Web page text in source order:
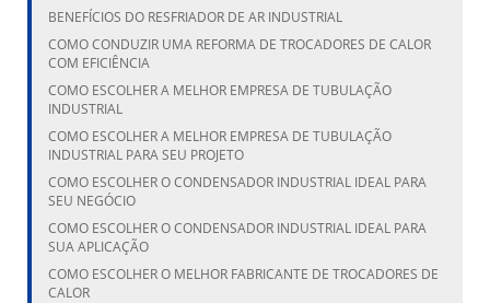
BENEFÍCIOS DO RESFRIADOR DE AR INDUSTRIAL
COMO CONDUZIR UMA REFORMA DE TROCADORES DE CALOR
COM EFICIÊNCIA
COMO ESCOLHER A MELHOR EMPRESA DE TUBULAÇÃO
INDUSTRIAL
COMO ESCOLHER A MELHOR EMPRESA DE TUBULAÇÃO
INDUSTRIAL PARA SEU PROJETO
COMO ESCOLHER O CONDENSADOR INDUSTRIAL IDEAL PARA
SEU NEGÓCIO
COMO ESCOLHER O CONDENSADOR INDUSTRIAL IDEAL PARA
SUA APLICAÇÃO
COMO ESCOLHER O MELHOR FABRICANTE DE TROCADORES DE
CALOR